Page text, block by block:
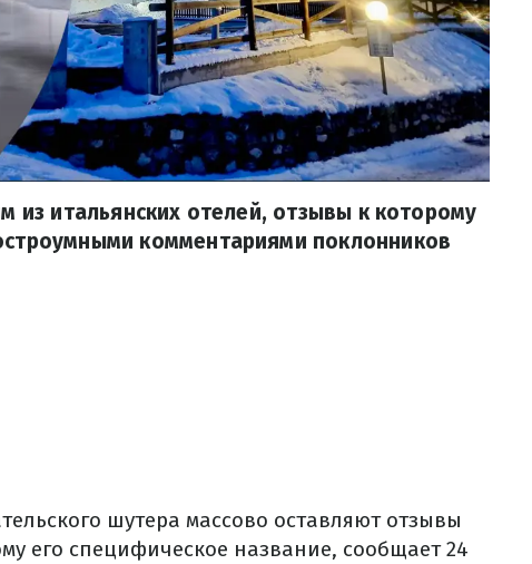
из итальянских отелей, отзывы к которому
комментариями поклонников
шутера массово оставляют отзывы
его специфическое название, сообщает 24